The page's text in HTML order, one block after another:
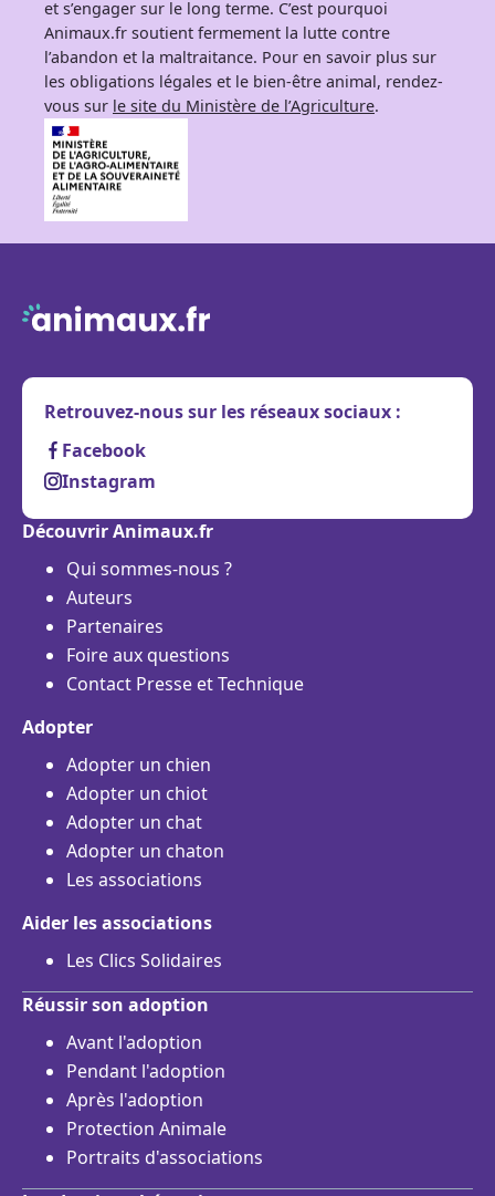
et s’engager sur le long terme. C’est pourquoi
Animaux.fr soutient fermement la lutte contre
l’abandon et la maltraitance. Pour en savoir plus sur
les obligations légales et le bien-être animal, rendez-
vous sur le site du Ministère de l’Agriculture.
Retrouvez-nous sur les réseaux sociaux :
Facebook
Instagram
Découvrir Animaux.fr
Qui sommes-nous ?
Auteurs
Partenaires
Foire aux questions
Contact Presse et Technique
Adopter
Adopter un chien
Adopter un chiot
Adopter un chat
Adopter un chaton
Les associations
Aider les associations
Les Clics Solidaires
Réussir son adoption
Avant l'adoption
Pendant l'adoption
Après l'adoption
Protection Animale
Portraits d'associations